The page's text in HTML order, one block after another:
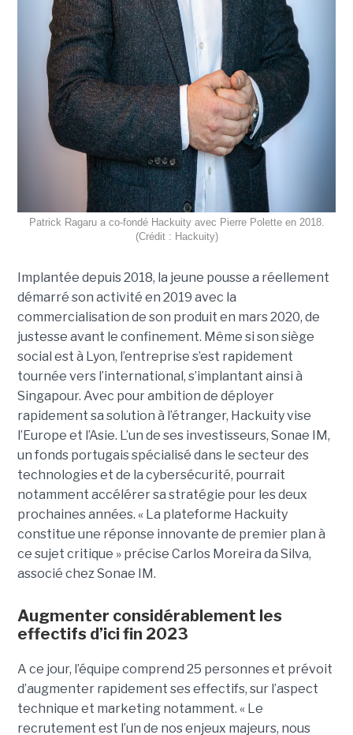
Patrick Ragaru a co-fondé Hackuity avec Pierre Polette en 2018.
(Crédit : Hackuity)
Implantée depuis 2018, la jeune pousse a réellement
démarré son activité en 2019 avec la
commercialisation de son produit en mars 2020, de
justesse avant le confinement. Même si son siège
social est à Lyon, l’entreprise s’est rapidement
tournée vers l’international, s’implantant ainsi à
Singapour. Avec pour ambition de déployer
rapidement sa solution à l’étranger, Hackuity vise
l’Europe et l’Asie. L’un de ses investisseurs, Sonae IM,
un fonds portugais spécialisé dans le secteur des
technologies et de la cybersécurité, pourrait
notamment accélérer sa stratégie pour les deux
prochaines années. « La plateforme Hackuity
constitue une réponse innovante de premier plan à
ce sujet critique » précise Carlos Moreira da Silva,
associé chez Sonae IM.
Augmenter considérablement les
effectifs d’ici fin 2023
A ce jour, l’équipe comprend 25 personnes et prévoit
d’augmenter rapidement ses effectifs, sur l’aspect
technique et marketing notamment. « Le
recrutement est l’un de nos enjeux majeurs, nous